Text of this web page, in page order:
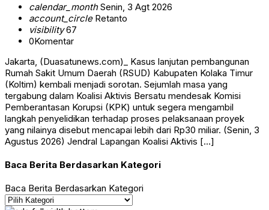
calendar_monthSenin, 3 Agt 2026
account_circleRetanto
visibility67
0Komentar
Jakarta, (Duasatunews.com)_ Kasus lanjutan pembangunan
Rumah Sakit Umum Daerah (RSUD) Kabupaten Kolaka Timur
(Koltim) kembali menjadi sorotan. Sejumlah masa yang
tergabung dalam Koalisi Aktivis Bersatu mendesak Komisi
Pemberantasan Korupsi (KPK) untuk segera mengambil
langkah penyelidikan terhadap proses pelaksanaan proyek
yang nilainya disebut mencapai lebih dari Rp30 miliar. (Senin, 3
Agustus 2026) Jendral Lapangan Koalisi Aktivis […]
Baca Berita Berdasarkan Kategori
Baca Berita Berdasarkan Kategori